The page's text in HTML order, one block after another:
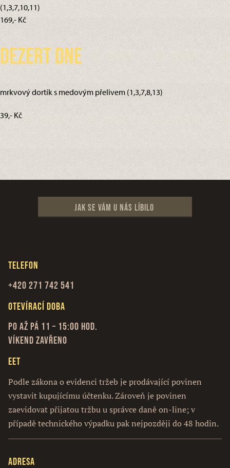
(1,3,7,10,11)
169,- Kč
Dezert dne
mrkvový dortík s medovým přelivem (1,3,7,8,13)
39,- Kč
Jak se vám u nás líbilo
Telefon
+420 271 742 541
Otevírací doba
Po až Pá 11 – 15:00 hod.
Víkend zavřeno
EET
Podle zákona o evidenci tržeb je prodávající povinen
vystavit kupujícímu účtenku. Zároveň je povinen
zaevidovat přijatou tržbu u správce daně on-line; v
případě technického výpadku pak nejpozději do 48 hodin.
Adresa